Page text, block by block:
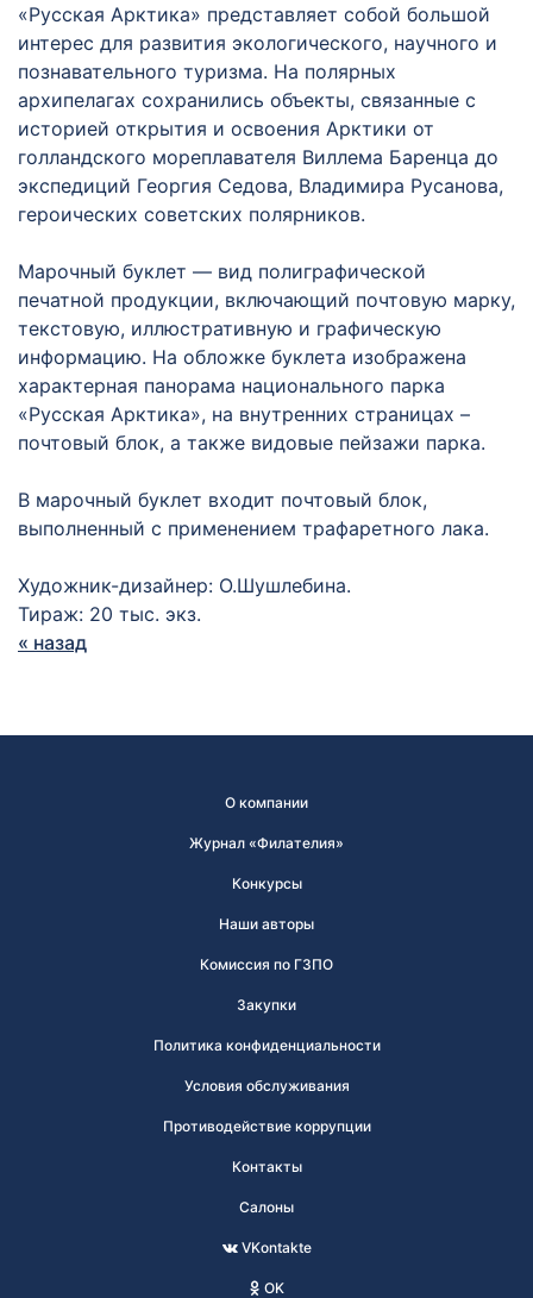
«Русская Арктика» представляет собой большой
интерес для развития экологического, научного и
познавательного туризма. На полярных
архипелагах сохранились объекты, связанные с
историей открытия и освоения Арктики от
голландского мореплавателя Виллема Баренца до
экспедиций Георгия Седова, Владимира Русанова,
героических советских полярников.
Марочный буклет — вид полиграфической
печатной продукции, включающий почтовую марку,
текстовую, иллюстративную и графическую
информацию. На обложке буклета изображена
характерная панорама национального парка
«Русская Арктика», на внутренних страницах –
почтовый блок, а также видовые пейзажи парка.
В марочный буклет входит почтовый блок,
выполненный с применением трафаретного лака.
Художник-дизайнер: О.Шушлебина.
Тираж: 20 тыс. экз.
« назад
О компании
Журнал «Филателия»
Конкурсы
Наши авторы
Комиссия по ГЗПО
Закупки
Политика конфиденциальности
Условия обслуживания
Противодействие коррупции
Контакты
Салоны
VKontakte
OK